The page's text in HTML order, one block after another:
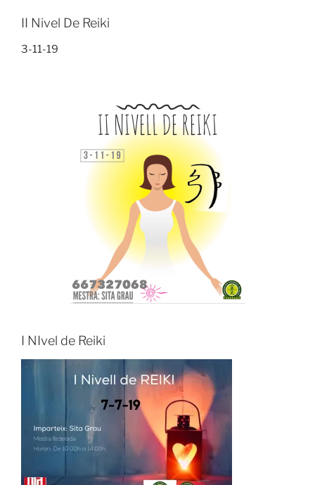
II Nivel De Reiki
3-11-19
I NIvel de Reiki